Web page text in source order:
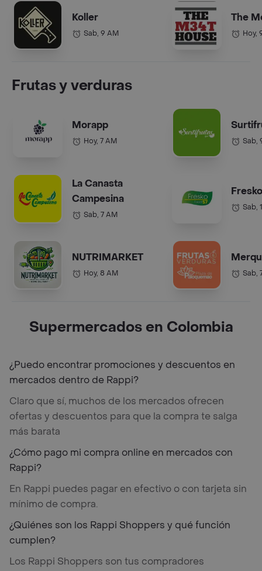
Koller
Sab, 9 AM
The
Hoy,
Frutas y verduras
Morapp
Hoy, 7 AM
La Canasta
Campesina
Sab, 7 AM
NUTRIMARKET
Hoy, 8 AM
Sab,
Sab,
Sab,
Supermercados en Colombia
¿Puedo encontrar promociones y descuentos en
mercados dentro de Rappi?
Claro que sí, muchos de los mercados ofrecen
ofertas y descuentos para que la compra te salga
más barata
¿Cómo pago mi compra online en mercados con
Rappi?
En Rappi puedes pagar en efectivo o con tarjeta sin
mínimo de compra.
¿Quiénes son los Rappi Shoppers y qué función
cumplen?
Los Rappi Shoppers son tus compradores